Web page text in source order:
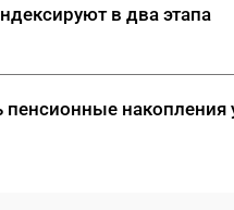
в два этапа
пенсионные накопления